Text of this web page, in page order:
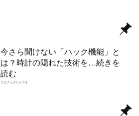
今さら聞けない「ハック機能」と
は？時計の隠れた技術を…続きを
読む
2025/05/29